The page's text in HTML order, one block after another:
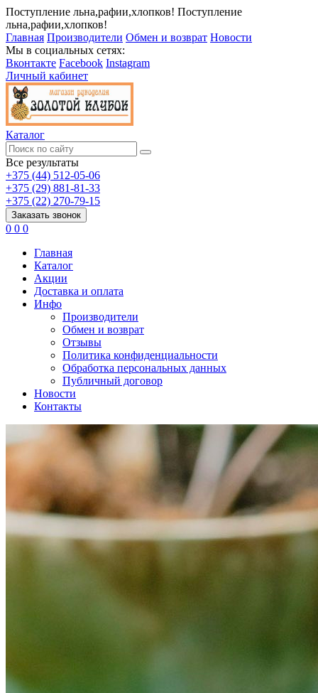
Поступление льна,рафии,хлопков! Поступление
льна,рафии,хлопков!
Главная Производители Обмен и возврат Новости
Мы в социальных сетях:
Вконтакте Facebook Instagram
Личный кабинет
Каталог
Все результаты
+375 (44) 512-05-06
+375 (29) 881-81-33
+375 (22) 270-79-15
Заказать звонок
0 0 0
Главная
Каталог
Акции
Доставка и оплата
Инфо
Производители
Обмен и возврат
Отзывы
Политика конфиденциальности
Обработка персональных данных
Публичный договор
Новости
Контакты